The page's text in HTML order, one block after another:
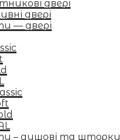
двері
двері
— двері
– душові та шторки